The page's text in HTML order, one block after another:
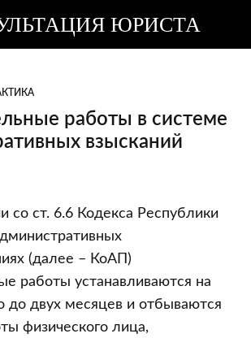
ЮРИСТА
работы в системе
взысканий
со ст. 6.6 Кодекса Республики
(далее – КоАП)
работы устанавливаются на
до двух месяцев и отбываются
физического лица,